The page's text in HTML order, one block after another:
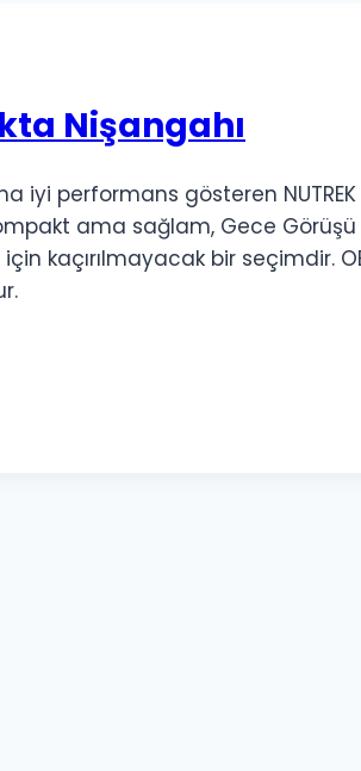
Nişangahı
performans gösteren NUTREK
ama sağlam, Gece Görüşü
için kaçırılmayacak bir